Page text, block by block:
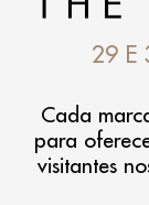
29 E
Cada
para
visitantes